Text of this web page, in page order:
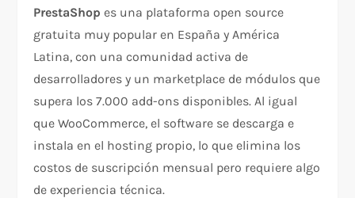
PrestaShop es una plataforma open source
gratuita muy popular en España y América
Latina, con una comunidad activa de
desarrolladores y un marketplace de módulos que
supera los 7.000 add-ons disponibles. Al igual
que WooCommerce, el software se descarga e
instala en el hosting propio, lo que elimina los
costos de suscripción mensual pero requiere algo
de experiencia técnica.